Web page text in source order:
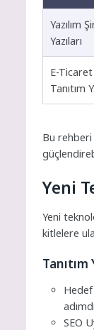
Yazılım
Yazıları
E-
Tanıtım
Bu rehberi
Yeni
Yeni
kitlelere
Tanıtım
Hedef
SEO